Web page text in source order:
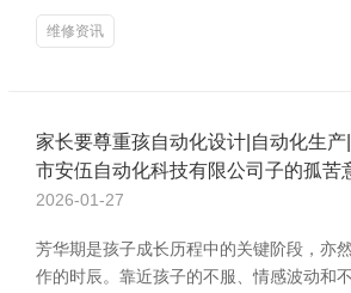
维修资讯
家长要尊重孩自动化设计|自动化生
市安伍自动化科技有限公司子的孤苦
2026-01-27
芳华期是孩子成长历程中的关键阶段，亦
作的时辰。靠近孩子的不服、情感波动和